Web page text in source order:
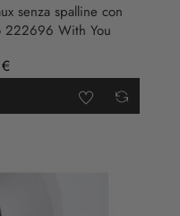
senza spalline con
222696 With You